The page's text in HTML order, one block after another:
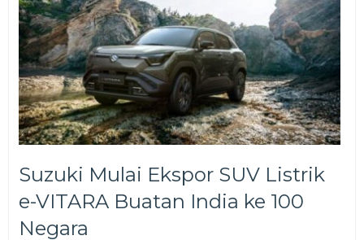
Suzuki Mulai Ekspor SUV Listrik
e-VITARA Buatan India ke 100
Negara